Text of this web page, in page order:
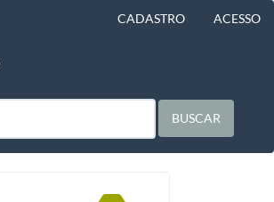
CADASTRO ACESSO
BUSCAR